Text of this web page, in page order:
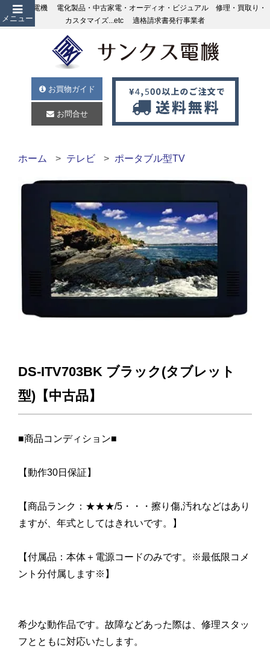
メニュー
サンクス電機 電化製品・中古家電・オーディオ・ビジュアル 修理・買取り・
カスタマイズ...etc 適格請求書発行事業者
お買物ガイド
お問合せ
ホーム テレビ ポータブル型TV
DS-ITV703BK ブラック(タブレット
型)【中古品】
■商品コンディション■
【動作30日保証】
【商品ランク：★★★/5・・・擦り傷,汚れなどはあり
ますが、年式としてはきれいです。】
【付属品：本体＋電源コードのみです。※最低限コメ
ント分付属します※】
希少な動作品です。故障などあった際は、修理スタッ
フとともに対応いたします。